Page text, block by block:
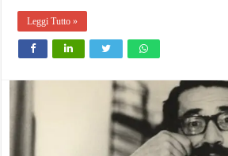
Leggi Tutto »